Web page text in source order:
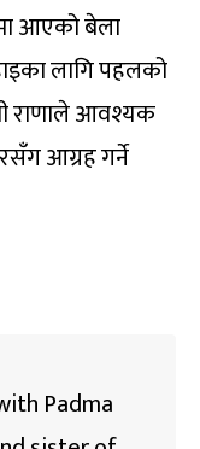
आएको बेला
लागि पहलको
राणाले आवश्यक
आग्रह गर्ने
Padma